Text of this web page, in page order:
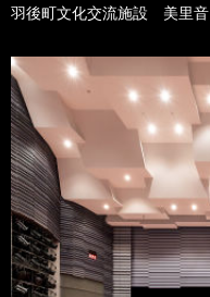
羽後町文化交流施設 美里音